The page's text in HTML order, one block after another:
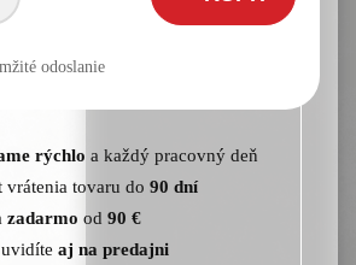
odoslanie
rýchlo a každý pracovný deň
vrátenia tovaru do 90 dní
zadarmo od 90 €
aj na predajni